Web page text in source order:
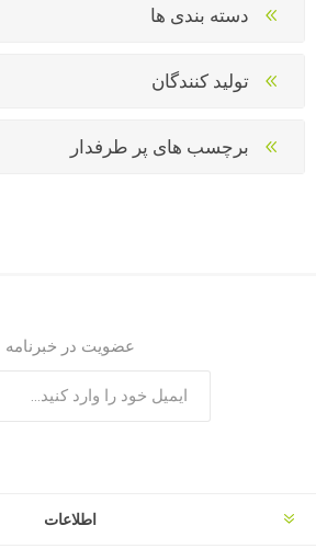
دسته بندی ها
تولید کنندگان
برچسب های پر طرفدار
عضویت در خبرنامه
اطلاعات